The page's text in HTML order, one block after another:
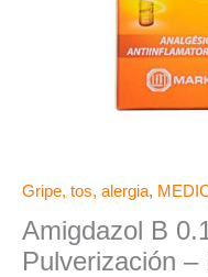
Gripe, tos, alergia,
Amigdazol B
Pulverización